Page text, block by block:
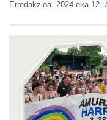
Erredakzioa 2024 eka 12